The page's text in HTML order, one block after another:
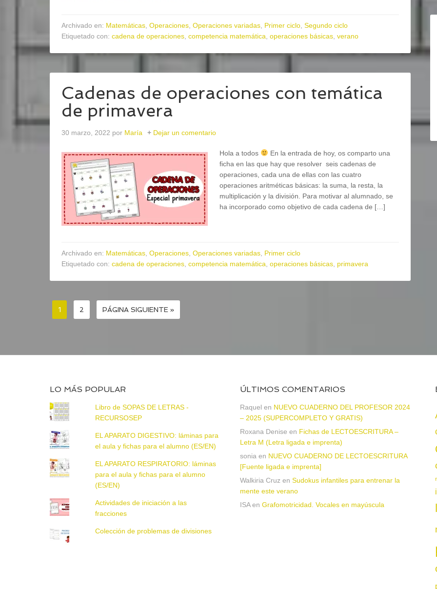
Archivado en: Matemáticas Operaciones Operaciones variadas Primer ciclo Segundo ciclo
Etiquetado con: cadena de operaciones competencia matemática operaciones básicas verano
Cadenas de operaciones con temática
de primavera
30 marzo, 2022 por María Dejar un comentario
Hola a todos
En la entrada de hoy, os comparto una
ficha en las que hay que resolver seis cadenas de
operaciones, cada una de ellas con las cuatro
operaciones aritméticas básicas: la suma, la resta, la
multiplicación y la división. Para motivar al alumnado, se
ha incorporado como objetivo de cada cadena de […]
Archivado en: Matemáticas Operaciones Operaciones variadas Primer ciclo
Etiquetado con: cadena de operaciones competencia matemática operaciones básicas primavera
1 2 PÁGINA SIGUIENTE »
LO MÁS POPULAR
Libro de SOPAS DE LETRAS -
RECURSOSEP
EL APARATO DIGESTIVO: láminas para
el aula y fichas para el alumno (ES/EN)
EL APARATO RESPIRATORIO: láminas
para el aula y fichas para el alumno
(ES/EN)
Actividades de iniciación a las
fracciones
Colección de problemas de divisiones
ÚLTIMOS COMENTARIOS
Raquel en NUEVO CUADERNO DEL PROFESOR 2024
– 2025 (SUPERCOMPLETO Y GRATIS)
Roxana Denise en Fichas de LECTOESCRITURA –
Letra M (Letra ligada e imprenta)
sonia en NUEVO CUADERNO DE LECTOESCRITURA
[Fuente ligada e imprenta]
Walkiria Cruz en Sudokus infantiles para entrenar la
mente este verano
ISAen Grafomotricidad. Vocales en mayúscula